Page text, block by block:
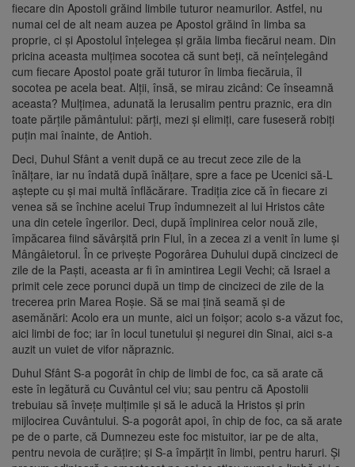
fiecare din Apostoli grăind limbile tuturor neamurilor. Astfel, nu
numai cel de alt neam auzea pe Apostol grăind în limba sa
proprie, ci şi Apostolul înţelegea şi grăia limba fiecărui neam. Din
pricina aceasta mulţimea socotea că sunt beţi, că neînţelegând
cum fiecare Apostol poate grăi tuturor în limba fiecăruia, îl
socotea pe acela beat. Alţii, însă, se mirau zicând: Ce înseamnă
aceasta? Mulţimea, adunată la Ierusalim pentru praznic, era din
toate părţile pământului: părţi, mezi şi elimiţi, care fuseseră robiţi
puţin mai înainte, de Antioh.
Deci, Duhul Sfânt a venit după ce au trecut zece zile de la
înălţare, iar nu îndată după înălţare, spre a face pe Ucenici să-L
aştepte cu şi mai multă înflăcărare. Tradiţia zice că în fiecare zi
venea să se închine acelui Trup îndumnezeit al lui Hristos câte
una din cetele îngerilor. Deci, după împlinirea celor nouă zile,
împăcarea fiind săvârşită prin Fiul, în a zecea zi a venit în lume şi
Mângâietorul. În ce priveşte Pogorârea Duhului după cincizeci de
zile de la Paşti, aceasta ar fi în amintirea Legii Vechi; că Israel a
primit cele zece porunci după un timp de cincizeci de zile de la
trecerea prin Marea Roşie. Să se mai ţină seamă şi de
asemănări: Acolo era un munte, aici un foişor; acolo s-a văzut foc,
aici limbi de foc; iar în locul tunetului şi negurei din Sinai, aici s-a
auzit un vuiet de vifor năpraznic.
Duhul Sfânt S-a pogorât în chip de limbi de foc, ca să arate că
este în legătură cu Cuvântul cel viu; sau pentru că Apostolii
trebuiau să înveţe mulţimile şi să le aducă la Hristos şi prin
mijlocirea Cuvântului. S-a pogorât apoi, în chip de foc, ca să arate
pe de o parte, că Dumnezeu este foc mistuitor, iar pe de alta,
pentru nevoia de curăţire; şi S-a împărţit în limbi, pentru haruri. Şi